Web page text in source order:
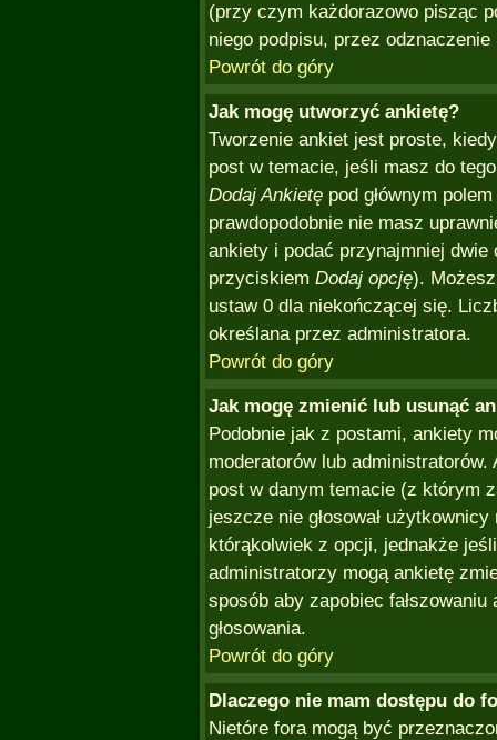
(przy czym każdorazowo pisząc
niego podpisu, przez
Powrót do góry
Jak mogę utworzyć ankietę?
Tworzenie ankiet jest proste,
post w temacie, jeśli masz do
Dodaj Ankietę pod głównym
prawdopodobnie nie masz
ankiety i podać przynajmniej
przyciskiem Dodaj opcję).
ustaw 0 dla niekończącej się.
określana przez administratora.
Powrót do góry
Jak mogę zmienić lub usunąć
Podobnie jak z postami, ankiety
moderatorów lub
post w danym temacie (z którym
jeszcze nie głosował
którąkolwiek z opcji, jednakże
administratorzy mogą ankietę
sposób aby zapobiec
głosowania.
Powrót do góry
Dlaczego nie mam dostępu do
Nietóre fora mogą być